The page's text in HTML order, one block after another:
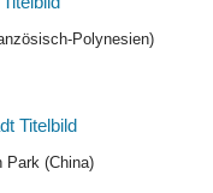
Polynesien)
Park (China)